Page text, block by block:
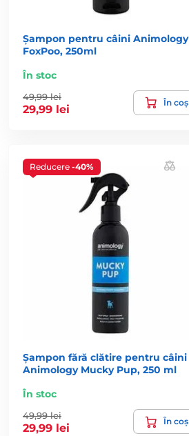
Șampon pentru câini Animology
FoxPoo, 250ml
În stoc
49,99 lei
29,99 lei
În coș
Reducere -40%
Șampon fără clătire pentru câini
Animology Mucky Pup, 250 ml
În stoc
49,99 lei
29,99 lei
În coș